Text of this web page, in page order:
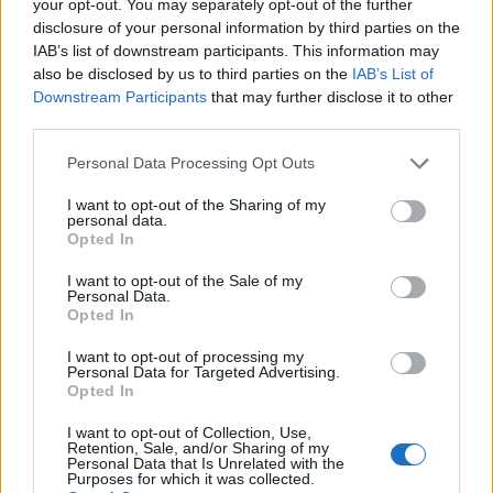
your opt-out. You may separately opt-out of the further
disclosure of your personal information by third parties on the
IAB’s list of downstream participants. This information may
also be disclosed by us to third parties on the IAB’s List of
Downstream Participants that may further disclose it to other
Personal Data Processing Opt Outs
I want to opt-out of the Sharing of my
personal data.
Opted In
I want to opt-out of the Sale of my
Personal Data.
Opted In
I want to opt-out of processing my
Personal Data for Targeted Advertising.
Opted In
I want to opt-out of Collection, Use,
Retention, Sale, and/or Sharing of my
Personal Data that Is Unrelated with the
Purposes for which it was collected.
Lista dos principais parceiros e autoridades nacionais
envolvidos na ação:
– Europol
– Eurojust
– Alemanha: Serviço de Investigação Fiscal de Dresden
(Steuerfahndung Dresden), em cooperação com outros
Investigação Aduaneira (Zollkriminalamt)
– Bulgária: Serviço Nacional de Investigação
(Национална Следствена Служба)
– Estónia: Autoridade Fiscal e Aduaneira da Estónia
(ETCB) – Maksu- ja Tolliamet
– Hungria: Administração Nacional de Impostos e
Alfândegas (Nemzeti Adó- és Vámhivatal
(Finansinių nusikaltimų tyrimo tarnyba – FNTT)
– Letónia: Departamento de Polícia Fiscal e Aduaneira do